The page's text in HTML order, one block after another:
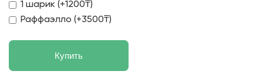
1 шарик (+1200₸)
Раффаэлло (+3500₸)
Купить